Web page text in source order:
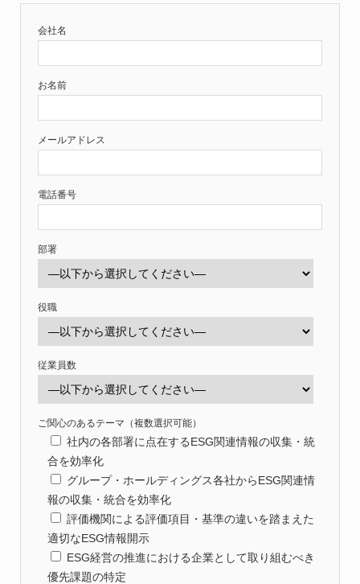
会社名
お名前
メールアドレス
電話番号
部署
役職
従業員数
ご関心のあるテーマ（複数選択可能）
社内の各部署に点在するESG関連情報の収集・統
合を効率化
グループ・ホールディングス各社からESG関連情
報の収集・統合を効率化
評価機関による評価項目・基準の違いを踏まえた
適切なESG情報開示
ESG経営の推進における企業として取り組むべき
優先課題の特定